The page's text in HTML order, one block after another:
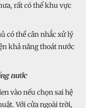
rất có thể khu vực
có thể cân nhắc xử lý
khả năng thoát nước
nước
vào nếu chọn sai hệ
Với cửa ngoài trời,